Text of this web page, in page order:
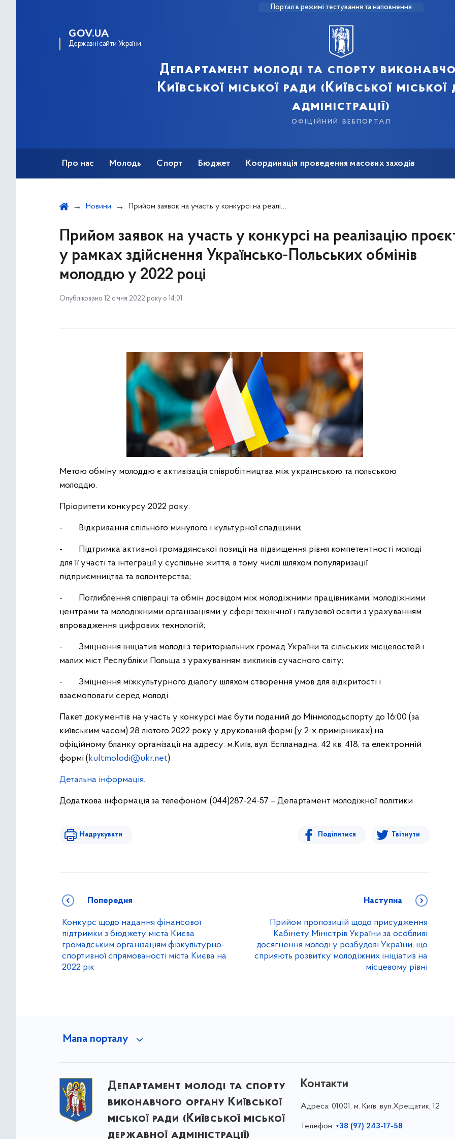
Портал в режимі тестування та наповнення
GOV.UA
Державні сайти України
Департамент молоді та спорту
Київської міської ради (Київської
адміністрації)
офіційний вебпортал
Про нас Молодь Спорт Бюджет Координація проведення масових заходів
Новини Прийом заявок на участь у конкурсі на реалізацію проєктів у рамках здійснення Українсько-Польських обмінів молоддю у 2022 році
Прийом заявок на участь у конкурсі на реалізацію
у рамках здійснення Українсько-Польських обмінів
молоддю у 2022 році
Опубліковано 12 січня 2022 року о 14:01
Метою обміну молоддю є активізація співробітництва між українською та польською
молоддю.
Пріоритети конкурсу 2022 року:
- Відкривання спільного минулого і культурної спадщини;
- Підтримка активної громадянської позиції на підвищення рівня компетентності молоді
для її участі та інтеграції у суспільне життя, в тому числі шляхом популяризації
підприємництва та волонтерства;
- Поглиблення співпраці та обмін досвідом між молодіжними працівниками, молодіжними
центрами та молодіжними організаціями у сфері технічної і галузевої освіти з урахуванням
впровадження цифрових технологій;
- Зміцнення ініціатив молоді з територіальних громад України та сільських місцевостей і
малих міст Республіки Польща з урахуванням викликів сучасного світу;
- Зміцнення міжкультурного діалогу шляхом створення умов для відкритості і
взаємоповаги серед молоді.
Пакет документів на участь у конкурсі має бути поданий до Мінмолодьспорту до 16:00 (за
київським часом) 28 лютого 2022 року у друкованій формі (у 2-х примірниках) на
офіційному бланку організації на адресу: м.Київ, вул. Еспланадна, 42 кв. 418, та електронній
формі (kultmolodi@ukr.net)
Детальна інформація.
Додаткова інформація за телефоном: (044)287-24-57 – Департамент молодіжної політики
Надрукувати Поділитися Твітнути
Попередня
Конкурс щодо надання фінансової
підтримки з бюджету міста Києва
громадським організаціям фізкультурно-
спортивної спрямованості міста Києва на
2022 рік
Наступна
Прийом пропозицій щодо присудження
Кабінету Міністрів України за особливі
досягнення молоді у розбудові України, що
сприяють розвитку молодіжних ініціатив на
місцевому рівні
Мапа порталу
Департамент молоді та спорту
виконавчого органу Київської
міської ради (Київської міської
державної адміністрації)
Контакти
Адреса: 01001, м. Київ, вул.Хрещатик, 12
Телефон: +38 (97) 243-17-58